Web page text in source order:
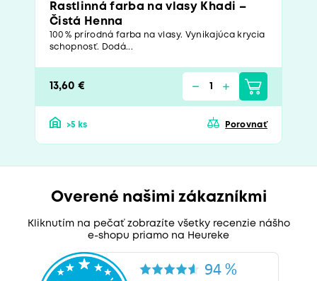
Rastlinná farba na vlasy Khadi –
Čistá Henna
100 % prírodná farba na vlasy. Vynikajúca krycia
schopnosť. Dodá...
13,60 €
>5 ks Porovnať
Overené našimi zákazníkmi
Kliknutím na pečať zobrazíte všetky recenzie nášho
e-shopu priamo na Heureke